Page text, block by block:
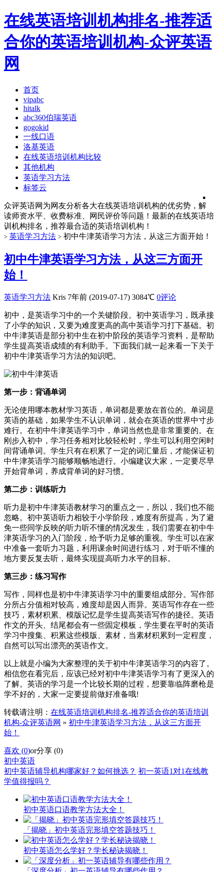
在线英语培训机构排名-推荐适
合你的英语培训机构-众评英语
网
首页
vipabc
hitalk
abc360伯瑞英语
gogokid
一线口语
洛基英语
在线英语培训机构比较
其他机构
英语学习方法
标签云
众评英语网为网友分析各大在线英语培训机构的优劣势，解
读师资水平、收费标准、网民评价等问题！最新的在线英语培
训机构排名，推荐最合适的英语培训机构！
> 英语学习方法 > 初中牛津英语学习方法，从这三方面开始！
初中牛津英语学习方法，从这三方面开
始！
英语学习方法 Kris 7年前 (2019-07-17) 3084℃ 0评论
初中，是英语学习中的一个关键阶段。初中英语学习，既承接
了小学的知识，又要为难度更高的高中英语学习打下基础。初
中牛津英语是部分初中生在初中阶段的英语学习资料，是帮助
学生提高英语成绩的有利助手。下面我们就一起来看一下关于
初中牛津英语学习方法的知识吧。
第一步：背诵单词
无论使用哪本教材学习英语，单词都是要放在首位的。单词是
英语的基础，如果学生不认识单词，就会在英语的世界中寸步
难行。在初中牛津英语学习中，单词当然也是非常重要的。在
刚步入初中，学习任务相对比较轻松时，学生可以利用空闲时
间背诵单词。学生只有在积累了一定的词汇量后，才能保证初
中牛津英语学习能够顺畅地进行。小编建议大家，一定要尽早
开始背单词，养成背单词的好习惯。
第二步：训练听力
听力是初中牛津英语教材学习的重点之一，所以，我们也不能
忽略。初中英语听力相较于小学阶段，难度有所提高，为了避
免一些同学反映的听力听不懂的情况发生，我们需要在初中牛
津英语学习的入门阶段，给予听力足够的重视。学生可以在家
中准备一套听力习题，利用课余时间进行练习，对于听不懂的
地方要反复去听，最终实现提高听力水平的目标。
第三步：练习写作
写作，同样也是初中牛津英语学习中的重要组成部分。写作部
分所占分值相对较高，难度却是因人而异。英语写作存在一些
技巧，素材积累、模版记忆是学生提高英语写作的捷径。英语
作文的开头、结尾都会有一些固定模板，学生要在平时的英语
学习中搜集、积累这些模版、素材，当素材积累到一定程度，
自然可以写出漂亮的英语作文。
以上就是小编为大家整理的关于初中牛津英语学习的内容了。
相信您在看完后，应该已经对初中牛津英语学习有了更深入的
了解。英语的学习是一个比较长期的过程，想要靠临阵磨枪是
学不好的，大家一定要提前做好准备哦!
转载请注明： 在线英语培训机构排名-推荐适合你的英语培训
机构-众评英语网 » 初中牛津英语学习方法，从这三方面开
始！
喜欢 (0)or分享 (0)
初中英语
初中英语辅导机构哪家好？如何挑选？ 初一英语1对1在线教
学值得报吗？
初中英语口语教学方法大全！
「揭晓」初中英语完形填空答题技巧！
初中英语怎么学好？学长秘诀揭晓！